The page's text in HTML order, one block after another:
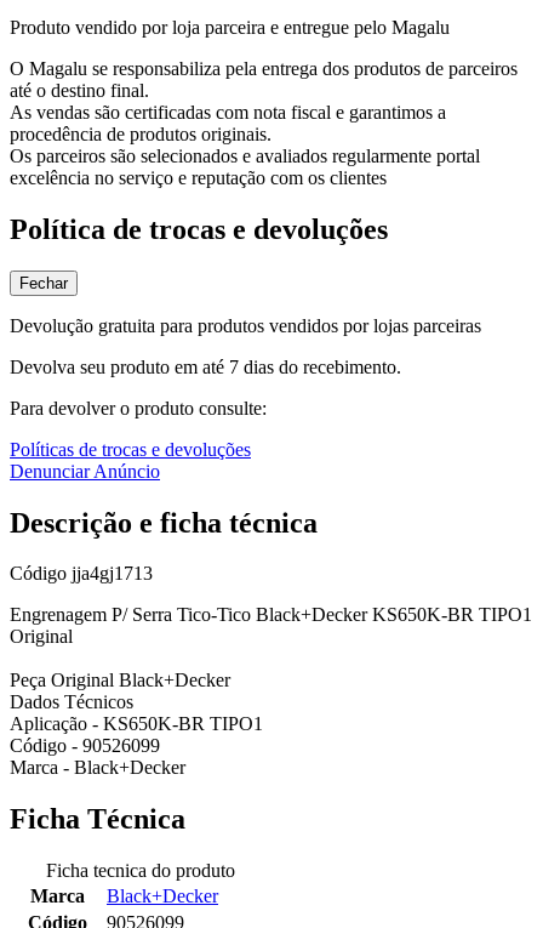
Produto vendido por loja parceira e entregue pelo Magalu
O Magalu se responsabiliza pela entrega dos produtos de parceiros
até o destino final.
As vendas são certificadas com nota fiscal e garantimos a
procedência de produtos originais.
Os parceiros são selecionados e avaliados regularmente portal
excelência no serviço e reputação com os clientes
Política de trocas e devoluções
Fechar
Devolução gratuita para produtos vendidos por lojas parceiras
Devolva seu produto em até 7 dias do recebimento.
Para devolver o produto consulte:
Políticas de trocas e devoluções
Denunciar Anúncio
Descrição e ficha técnica
Código jja4gj1713
Engrenagem P/ Serra Tico-Tico Black+Decker KS650K-BR TIPO1
Original
Peça Original Black+Decker
Dados Técnicos
Aplicação - KS650K-BR TIPO1
Código - 90526099
Marca - Black+Decker
Ficha Técnica
Ficha tecnica do produto
Marca
Black+Decker
Código
90526099